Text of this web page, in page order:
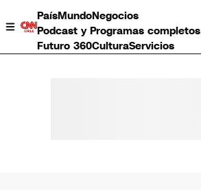
PaísMundoNegocios
Podcast y Programas completos
Futuro 360CulturaServicios